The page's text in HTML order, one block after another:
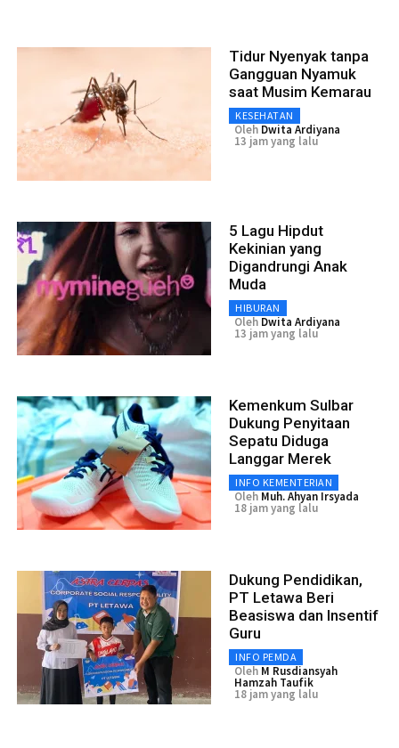
Tidur Nyenyak tanpa
Gangguan Nyamuk
saat Musim Kemarau
KESEHATAN
Oleh Dwita Ardiyana
13 jam yang lalu
5 Lagu Hipdut
Kekinian yang
Digandrungi Anak
Muda
HIBURAN
Oleh Dwita Ardiyana
13 jam yang lalu
Kemenkum Sulbar
Dukung Penyitaan
Sepatu Diduga
Langgar Merek
INFO KEMENTERIAN
Oleh Muh. Ahyan Irsyada
18 jam yang lalu
Dukung Pendidikan,
PT Letawa Beri
Beasiswa dan Insentif
Guru
INFO PEMDA
Oleh M Rusdiansyah
Hamzah Taufik
18 jam yang lalu